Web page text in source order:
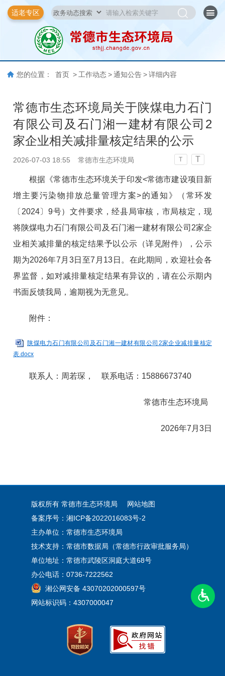
适老专区
您的位置： 首页 > 工作动态 > 通知公告 > 详细内容
常德市生态环境局关于陕煤电力石门
有限公司及石门湘一建材有限公司2
家企业相关减排量核定结果的公示
2026-07-03 18:55 常德市生态环境局 T T
根据《常德市生态环境关于印发<常德市建设项目新
增主要污染物排放总量管理方案>的通知》（常环发
〔2024〕9号）文件要求，经县局审核，市局核定，现
将陕煤电力石门有限公司及石门湘一建材有限公司2家企
业相关减排量的核定结果予以公示（详见附件），公示
期为2026年7月3日至7月13日。在此期间，欢迎社会各
界监督，如对减排量核定结果有异议的，请在公示期内
书面反馈我局，逾期视为无意见。
附件：
陕煤电力石门有限公司及石门湘一建材有限公司2家企业减排量核定
表.docx
联系人：周若琛， 联系电话：15886673740
常德市生态环境局
2026年7月3日
版权所有 常德市生态环境局
网站地图
备案序号：湘ICP备2022016083号-2
主办单位：常德市生态环境局
技术支持：常德市数据局（常德市行政审批服务局）
单位地址：常德市武陵区洞庭大道68号
办公电话：0736-7222562
湘公网安备 43070202000597号
网站标识码：4307000047